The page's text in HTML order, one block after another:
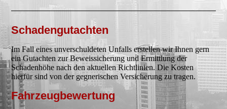
Schadengutachten
Im Fall eines unverschuldeten Unfalls erstellen wir Ihnen gern
ein Gutachten zur Beweissicherung und Ermittlung der
Schadenhöhe nach den aktuellen Richtlinien. Die Kosten
hierfür sind von der gegnerischen Versicherung zu tragen.
Fahrzeugbewertung